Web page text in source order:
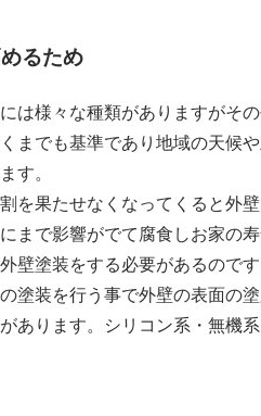
るため
は様々な種類がありますがそ
までも基準であり地域の天候
す。
を果たせなくなってくると外
まで影響がでて腐食しお家の寿
壁塗装をする必要があるのです
塗装を行う事で外壁の表面の塗
あります。シリコン系・無機